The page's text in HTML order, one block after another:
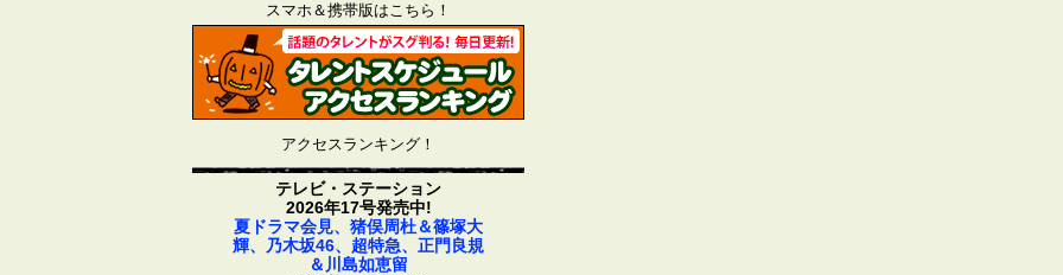
スマホ＆携帯版はこちら！
アクセスランキング！
テレビ・ステーション
2026年17号発売中!
夏ドラマ会見、猪俣周杜＆篠塚大
輝、乃木坂46、超特急、正門良規
＆川島如恵留